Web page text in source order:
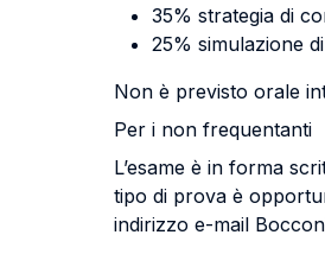
35% strategia di
25% simulazione
Non è previsto orale
Per i non frequentanti
L’esame è in forma
tipo di prova è
indirizzo e-mail